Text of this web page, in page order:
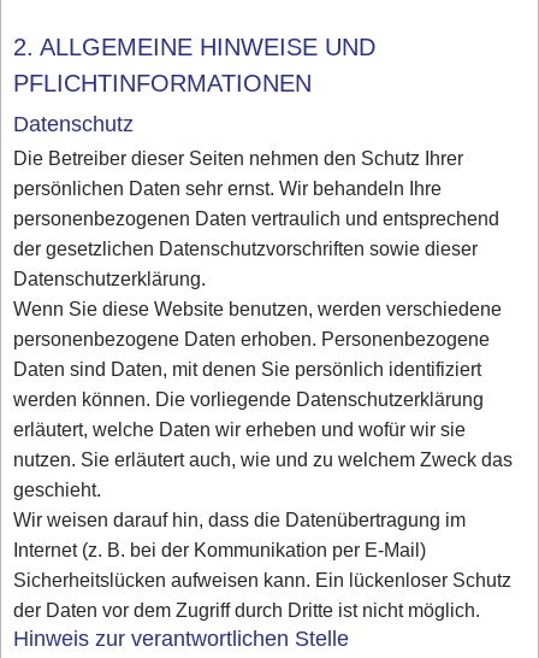
2. ALLGEMEINE HINWEISE UND
PFLICHTINFORMATIONEN
Datenschutz
Die Betreiber dieser Seiten nehmen den Schutz Ihrer
persönlichen Daten sehr ernst. Wir behandeln Ihre
personenbezogenen Daten vertraulich und entsprechend
der gesetzlichen Datenschutzvorschriften sowie dieser
Datenschutzerklärung.
Wenn Sie diese Website benutzen, werden verschiedene
personenbezogene Daten erhoben. Personenbezogene
Daten sind Daten, mit denen Sie persönlich identifiziert
werden können. Die vorliegende Datenschutzerklärung
erläutert, welche Daten wir erheben und wofür wir sie
nutzen. Sie erläutert auch, wie und zu welchem Zweck das
geschieht.
Wir weisen darauf hin, dass die Datenübertragung im
Internet (z. B. bei der Kommunikation per E-Mail)
Sicherheitslücken aufweisen kann. Ein lückenloser Schutz
der Daten vor dem Zugriff durch Dritte ist nicht möglich.
Hinweis zur verantwortlichen Stelle